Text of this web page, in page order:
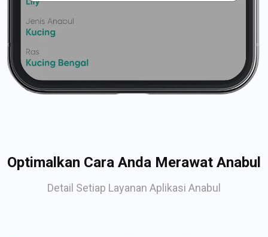
Optimalkan Cara Anda Merawat Anabul
Detail Setiap Layanan Aplikasi Anabul